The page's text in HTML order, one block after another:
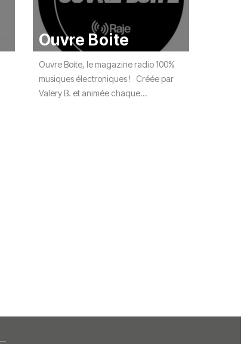
Ouvre Boite
Ouvre Boite, le magazine radio 100%
musiques électroniques ! Créée par
Valery B. et animée chaque...